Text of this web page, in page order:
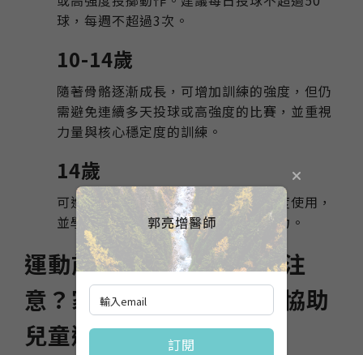
球，每週不超過3次。
10-14歲
隨著骨骼逐漸成長，可增加訓練的強度，但仍
需避免連續多天投球或高強度的比賽，並重視
力量與核心穩定度的訓練。
14歲
可進行更多體能訓練，但仍需避免過度使用，
並學習正確的投球技術以減少關節壓力。
運動前、後有哪些事項要注
意？家長、老師可以如何協助
兒童避免運動傷害？
郭亮增醫師
訂閱